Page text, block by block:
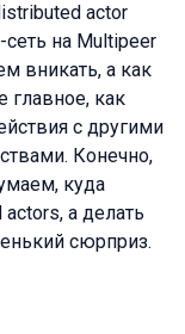
actor
на Multipeer
вникать, а как
главное, как
с другими
Конечно,
куда
а делать
сюрприз.